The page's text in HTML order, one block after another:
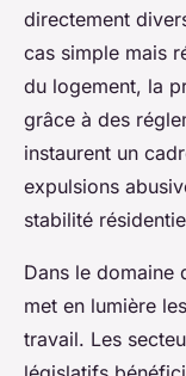
directement
cas simple mais
du logement, la
grâce à des
instaurent un
expulsions
stabilité
Dans le domaine
met en lumière
travail. Les